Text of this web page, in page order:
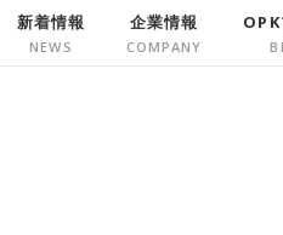
新着情報 企業情報